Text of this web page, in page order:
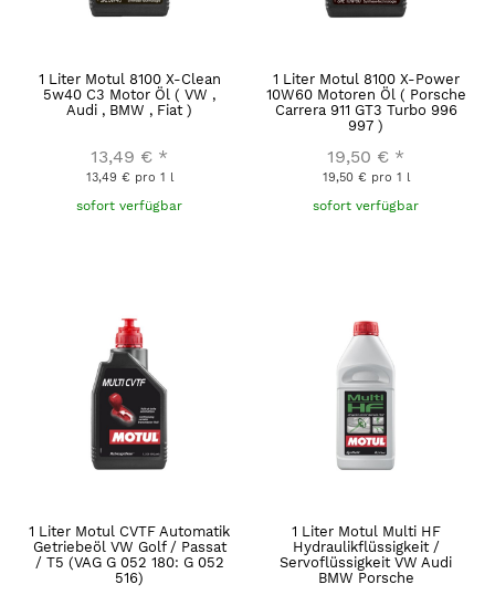
1 Liter Motul 8100 X-Clean
5w40 C3 Motor Öl ( VW ,
Audi , BMW , Fiat )
13,49 € *
13,49 € pro 1 l
sofort verfügbar
1 Liter Motul 8100 X-Power
10W60 Motoren Öl ( Porsche
Carrera 911 GT3 Turbo 996
997 )
19,50 € *
19,50 € pro 1 l
sofort verfügbar
1 Liter Motul CVTF Automatik
Getriebeöl VW Golf / Passat
/ T5 (VAG G 052 180: G 052
516)
1 Liter Motul Multi HF
Hydraulikflüssigkeit /
Servoflüssigkeit VW Audi
BMW Porsche